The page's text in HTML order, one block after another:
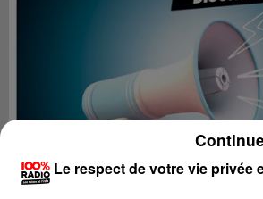
Le respect de votre vie privée